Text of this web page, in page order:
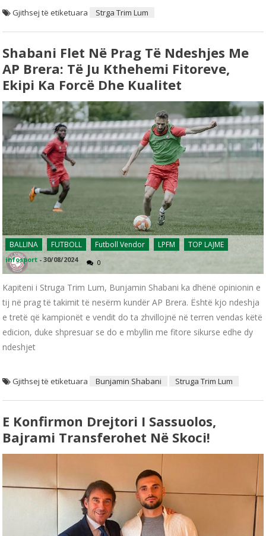
Gjithsej të etiketuara Strga Trim Lum
Shabani Flet Në Prag Të Ndeshjes Me
AP Brera: Të Ju Kthehemi Fitoreve,
Ekipi Ka Forcë Dhe Kualitet
BALLINA FUTBOLL Futboll Vendor LPFM TOP LAJME
infosport -30/08/2024 0
Kapiteni i Struga Trim Lum, Bunjamin Shabani ka dhënë opinionin e
tij në prag të takimit të nesërm kundër AP Brera. Është kjo ndeshja
e tretë që kampionët e vendit do ta zhvillojnë në terren vendas këtë
edicion, duke shpresuar se do e mbyllin me fitore sikurse edhe dy
ndeshjet
Gjithsej të etiketuara Bunjamin Shabani Struga Trim Lum
E Konfirmon Drejtori I Sassuolos,
Bajrami Transferohet Në Skoci!